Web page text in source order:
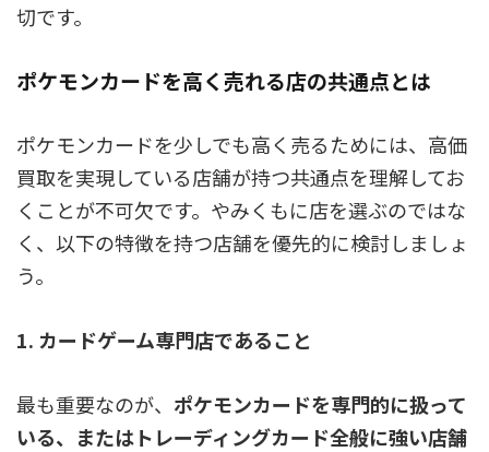
切です。
ポケモンカードを高く売れる店の共通点とは
ポケモンカードを少しでも高く売るためには、高価
買取を実現している店舗が持つ共通点を理解してお
くことが不可欠です。やみくもに店を選ぶのではな
く、以下の特徴を持つ店舗を優先的に検討しましょ
う。
1. カードゲーム専門店であること
最も重要なのが、 ポケモンカードを専門的に扱って
いる、またはトレーディングカード全般に強い店舗